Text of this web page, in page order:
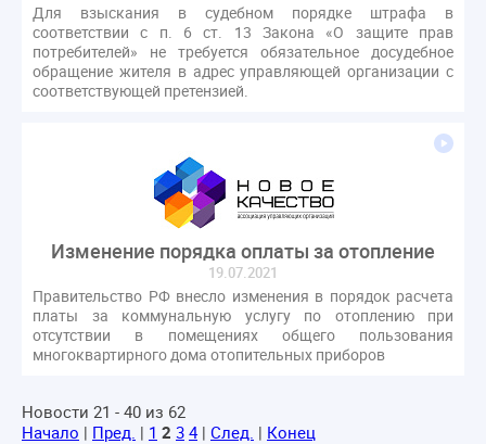
Для взыскания в судебном порядке штрафа в
соответствии с п. 6 ст. 13 Закона «О защите прав
потребителей» не требуется обязательное досудебное
обращение жителя в адрес управляющей организации с
соответствующей претензией.
Изменение порядка оплаты за отопление
19.07.2021
Правительство РФ внесло изменения в порядок расчета
платы за коммунальную услугу по отоплению при
отсутствии в помещениях общего пользования
многоквартирного дома отопительных приборов
Новости 21 - 40 из 62
Начало | Пред. | 1 2 3 4| След. | Конец